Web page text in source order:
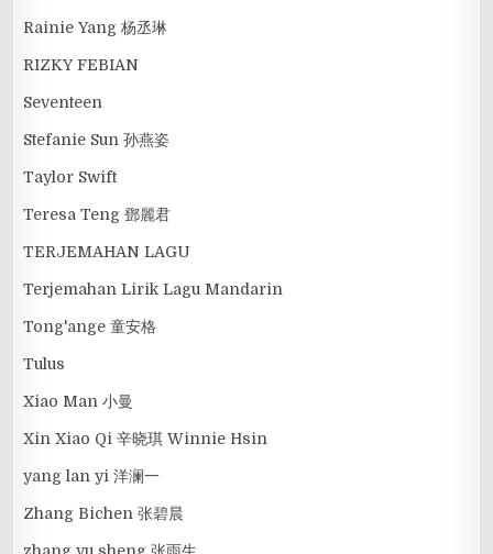
Rainie Yang 杨丞琳
RIZKY FEBIAN
Seventeen
Stefanie Sun 孙燕姿
Taylor Swift
Teresa Teng 鄧麗君
TERJEMAHAN LAGU
Terjemahan Lirik Lagu Mandarin
Tong'ange 童安格
Tulus
Xiao Man 小曼
Xin Xiao Qi 辛晓琪 Winnie Hsin
yang lan yi 洋澜一
Zhang Bichen 张碧晨